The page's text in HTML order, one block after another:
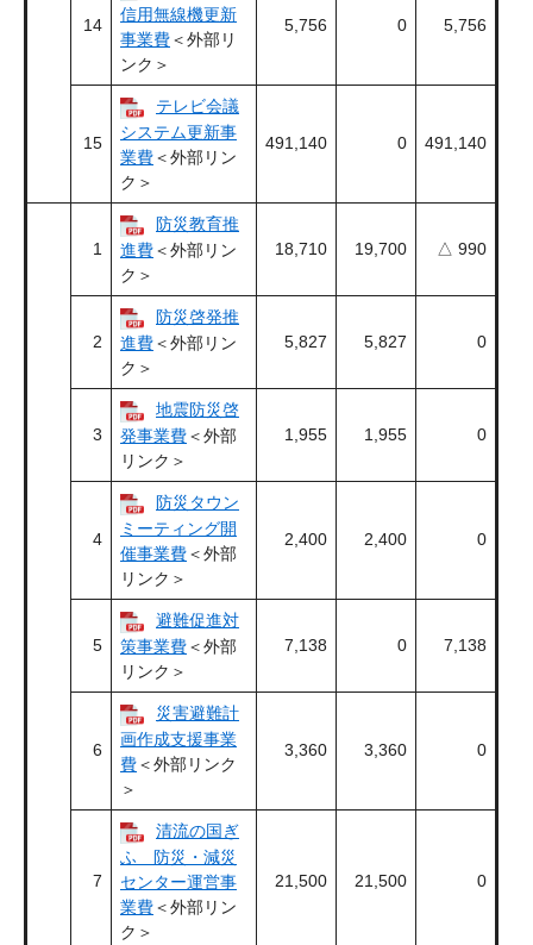
14
信用無線機更新
事業費＜外部リ
ンク＞
5,756 0 5,756
15
テレビ会議
システム更新事
業費＜外部リン
ク＞
491,140 0 491,140
1
防災教育推
進費＜外部リン
ク＞
18,710 19,700 △ 990
2
防災啓発推
進費＜外部リン
ク＞
5,827 5,827 0
3
地震防災啓
発事業費＜外部
リンク＞
1,955 1,955 0
4
防災タウン
ミーティング開
催事業費＜外部
リンク＞
2,400 2,400 0
5
避難促進対
策事業費＜外部
リンク＞
7,138 0 7,138
6
災害避難計
画作成支援事業
費＜外部リンク
＞
3,360 3,360 0
7
清流の国ぎ
ふ 防災・減災
センター運営事
業費＜外部リン
ク＞
21,500 21,500 0